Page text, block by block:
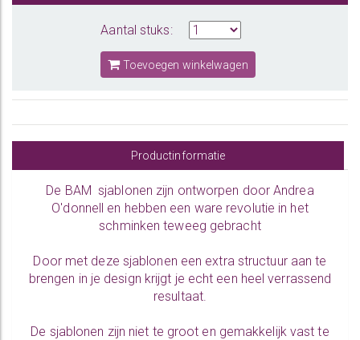
Aantal stuks:
Toevoegen winkelwagen
Productinformatie
De BAM sjablonen zijn ontworpen door Andrea
O'donnell en hebben een ware revolutie in het
schminken teweeg gebracht
Door met deze sjablonen een extra structuur aan te
brengen in je design krijgt je echt een heel verrassend
resultaat.
De sjablonen zijn niet te groot en gemakkelijk vast te